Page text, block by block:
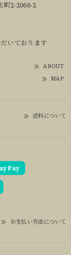
町2-2066-2
いております
ABOUT
MAP
送料について
お支払い方法について